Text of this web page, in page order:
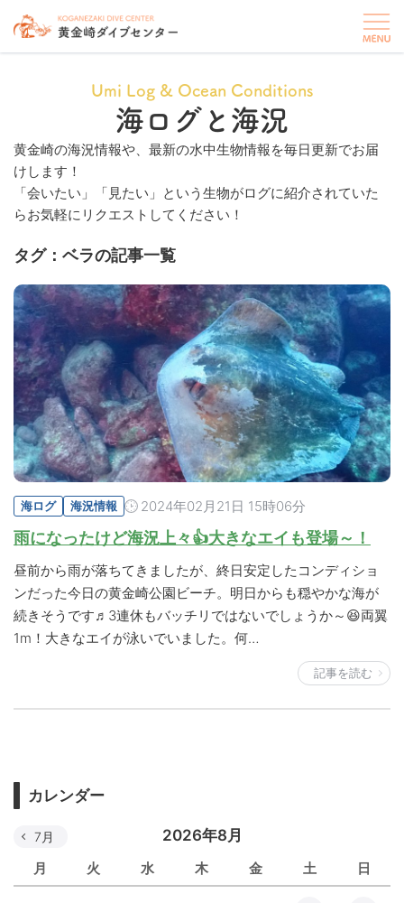
Umi Log & Ocean Conditions
海ログと海況
黄金崎の海況情報や、最新の水中生物情報を毎日更新でお届
けします！
「会いたい」「見たい」という生物がログに紹介されていた
らお気軽にリクエストしてください！
タグ：ベラの記事一覧
海ログ 海況情報 2024年02月21日 15時06分
雨になったけど海況上々👍大きなエイも登場～！
昼前から雨が落ちてきましたが、終日安定したコンディショ
ンだった今日の黄金崎公園ビーチ。明日からも穏やかな海が
続きそうです♬3連休もバッチリではないでしょうか～😆両翼
1m！大きなエイが泳いでいました。何…
記事を読む
カレンダー
2026年8月
月 火 水 木 金 土 日
7月